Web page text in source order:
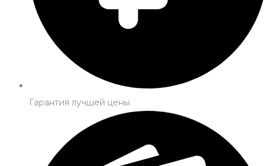
Гарантия лучшей цены